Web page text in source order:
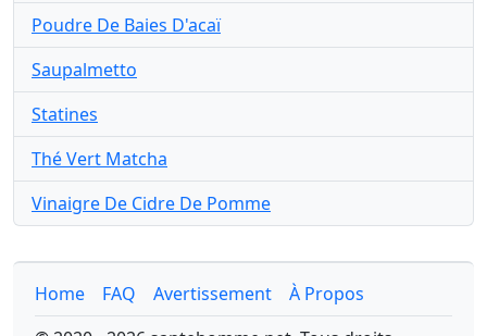
Poudre De Baies D'acaï
Saupalmetto
Statines
Thé Vert Matcha
Vinaigre De Cidre De Pomme
Home FAQ Avertissement
À Propos